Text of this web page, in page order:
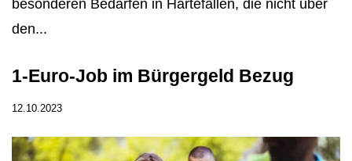
besonderen Bedarfen in Härtefällen, die nicht über
den...
1-Euro-Job im Bürgergeld Bezug
12.10.2023